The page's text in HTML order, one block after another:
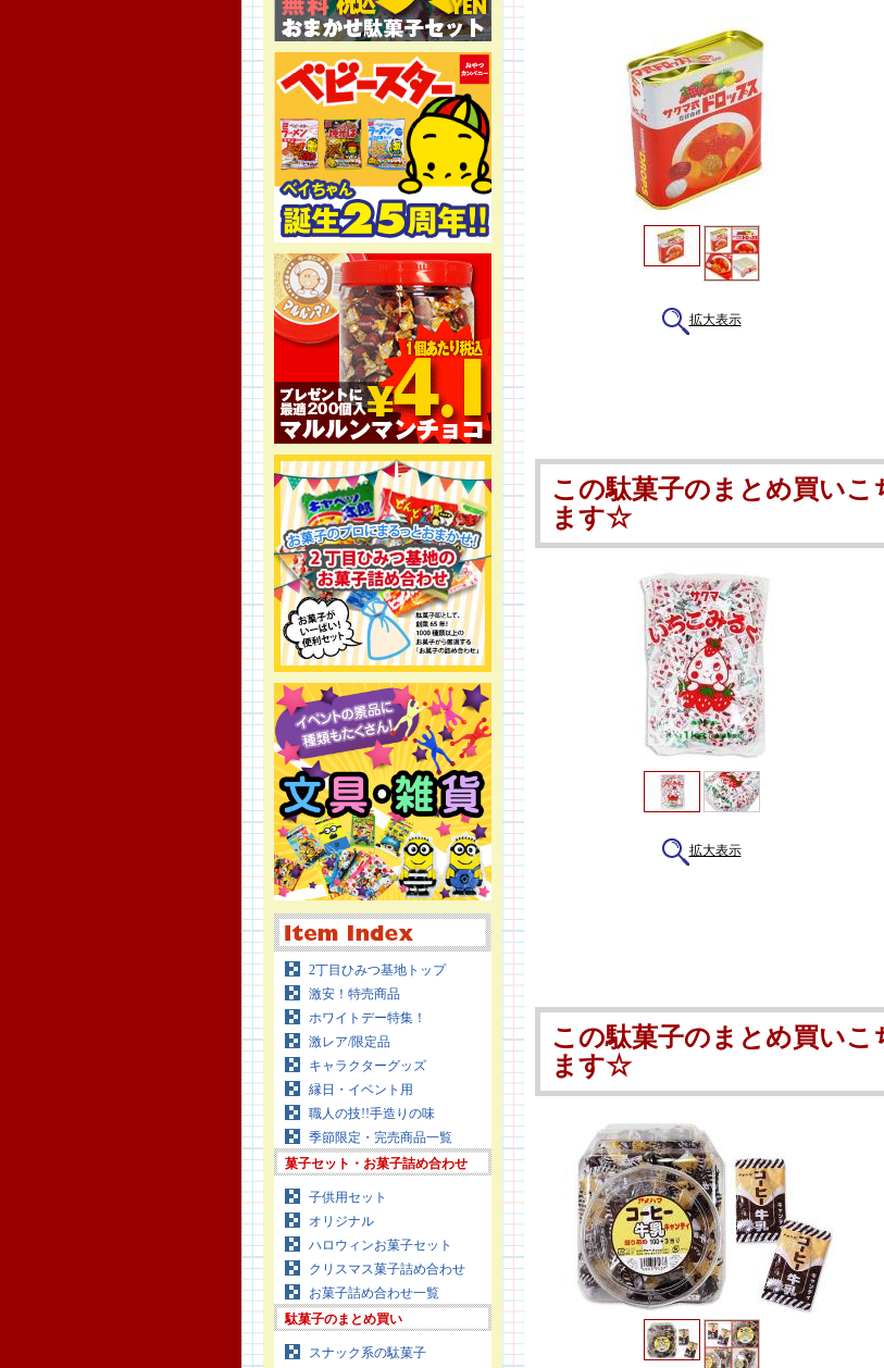
2丁目ひみつ基地トップ
激安！特売商品
ホワイトデー特集！
激レア/限定品
キャラクターグッズ
縁日・イベント用
職人の技!!手造りの味
季節限定・完売商品一覧
菓子セット・お菓子詰め合わせ
子供用セット
オリジナル
ハロウィンお菓子セット
クリスマス菓子詰め合わせ
お菓子詰め合わせ一覧
駄菓子のまとめ買い
スナック系の駄菓子
拡大表示
この駄菓子のまとめ買い
ます☆
拡大表示
この駄菓子のまとめ買い
ます☆